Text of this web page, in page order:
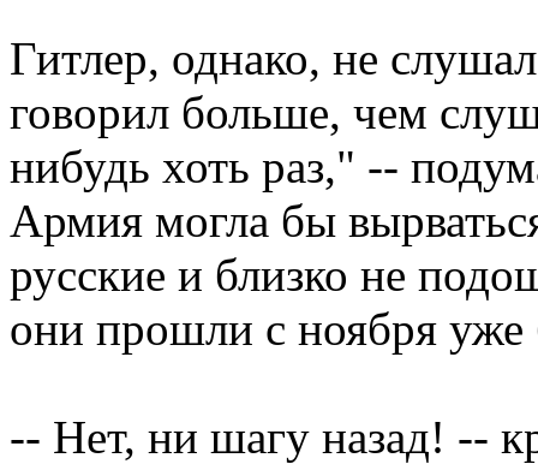
Гитлер, однако, не
говорил больше, чем
нибудь хоть раз," --
Армия могла бы
русские и близко не
они прошли с ноября
-- Нет, ни шагу назад! --